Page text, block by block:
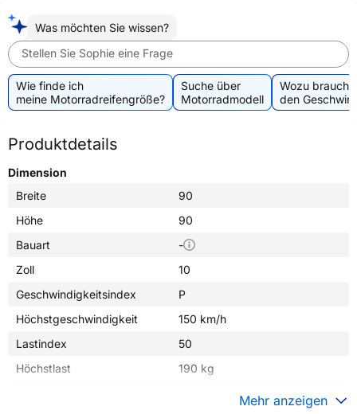
Was möchten Sie wissen?
Stellen Sie Sophie eine Frage
Wie finde ich
meine Motorradreifengröße?
Suche über
Motorradmodell
Wozu
den
Produktdetails
Dimension
Breite
90
Höhe
90
Bauart
-
Zoll
10
Geschwindigkeitsindex
P
Höchstgeschwindigkeit
150 km/h
Lastindex
50
Höchstlast
190 kg
Mehr anzeigen